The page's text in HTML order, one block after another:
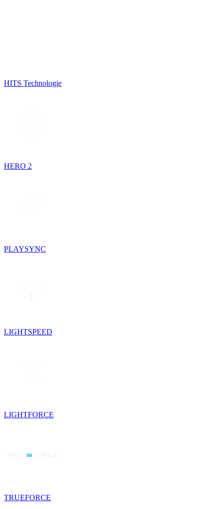
HITS Technologie
HERO 2
PLAYSYNC
LIGHTSPEED
LIGHTFORCE
TRUEFORCE